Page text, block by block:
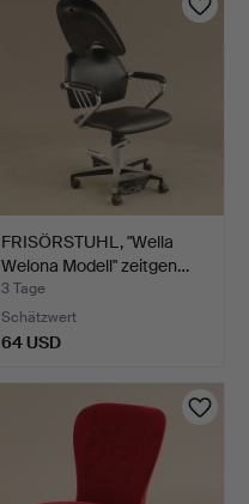
FRISÖRSTUHL, "Wella
Welona Modell" zeitgen…
3 Tage
Schätzwert
64 USD